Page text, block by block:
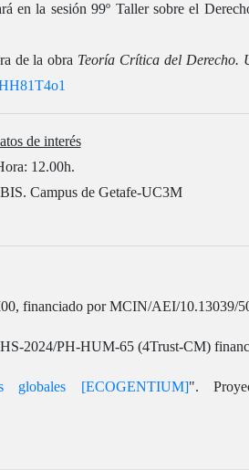
en la sesión 99º Taller sobre el
de la obra Teoría Crítica del Derecho.
de interés
12.00h.
Campus de Getafe-UC3M
financiado por MCIN/AEI/10.13039/
2024/PH-HUM-65 (4Trust-CM)
globales [ECOGENTIUM]".